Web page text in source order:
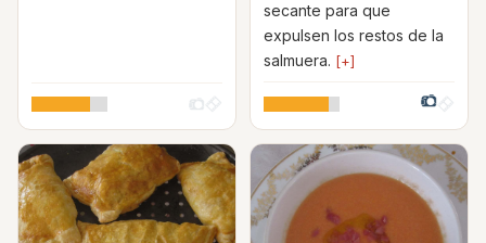
secante para que
expulsen los restos de la
salmuera. [+]